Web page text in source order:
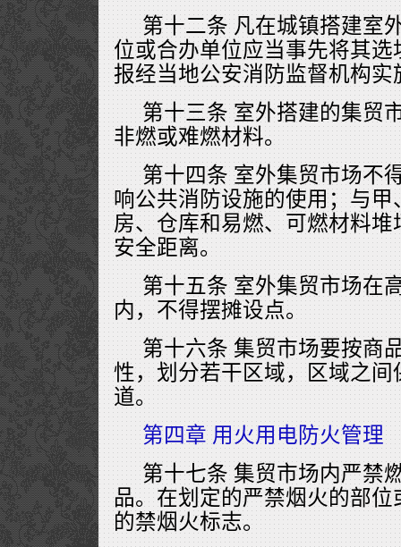
第十二条 凡在城镇搭建室
位或合办单位应当事先将其
报经当地公安消防监督机构实
第十三条 室外搭建的集贸
非燃或难燃材料。
第十四条 室外集贸市场不
响公共消防设施的使用；与
房、仓库和易燃、可燃材料
安全距离。
第十五条 室外集贸市场在
内，不得摆摊设点。
第十六条 集贸市场要按商
性，划分若干区域，区域之
道。
第四章 用火用电防火管理
第十七条 集贸市场内严禁
品。在划定的严禁烟火的部
的禁烟火标志。